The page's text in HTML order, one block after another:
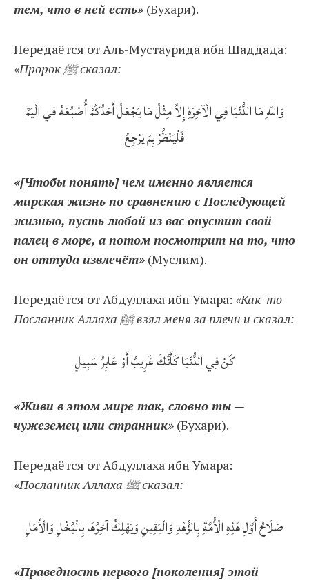
тем, что в ней есть» (Бухари).
Передаётся от Аль-Мустаурида ибн Шаддада:
«Пророк ﷺ сказал:
وَاللهِ مَا الدُّنْيَا فِي الْآخِرَةِ إِلاَّ مِثْلُ مَا يَجْعَلُ أَحَدُكُمْ أُصْبُعَهُ في الْيَمِّ
فَلْيَنْظُرْ بِمَ يَرْجِعُ
«[Чтобы понять] чем именно является
мирская жизнь по сравнению с Последующей
жизнью, пусть любой из вас опустит свой
палец в море, а потом посмотрит на то, что
он оттуда извлечёт» (Муслим).
Передаётся от Абдуллаха ибн Умара: «Как-то
Посланник Аллаха ﷺ взял меня за плечи и сказал:
كُنْ فِي الدُّنْيَا كَأَنَّكَ غَرِيبٌ أَوْ عَابِرُ سَبِيلٍ
«Живи в этом мире так, словно ты —
чужеземец или странник» (Бухари).
Передаётся от Абдуллаха ибн Умара:
«Посланник Аллаха ﷺ сказал:
صَلَاحُ أَوَّلِ هَذِهِ الْأُمَّةِ بِالزُّهْدِ وَالْيَقِينِ وَيَهْلِكُ آخِرُهَا بِالْبُخْلِ وَالْأَمَلِ
«Праведность первого [поколения] этой